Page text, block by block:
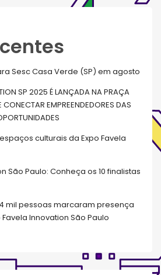
Sesc Casa Verde (SP) em agosto
SP 2025 É LANÇADA NA PRAÇA
CONECTAR EMPREENDEDORES DAS
culturais da Expo Favela
São Paulo: Conheça os 10 finalistas
mil pessoas marcaram presença
Innovation São Paulo